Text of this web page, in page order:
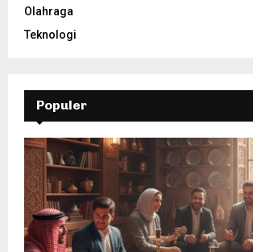
Olahraga
Teknologi
Populer